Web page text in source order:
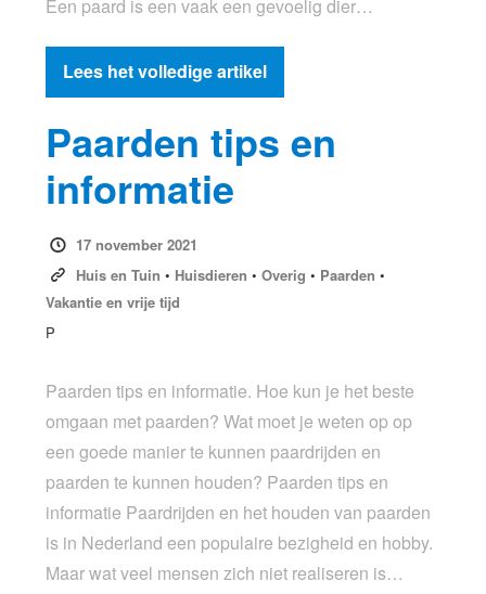
Een paard is een vaak een gevoelig dier…
Lees het volledige artikel
Paarden tips en
informatie
17 november 2021
Huis en Tuin • Huisdieren • Overig • Paarden •
Vakantie en vrije tijd
P
Paarden tips en informatie. Hoe kun je het beste
omgaan met paarden? Wat moet je weten op op
een goede manier te kunnen paardrijden en
paarden te kunnen houden? Paarden tips en
informatie Paardrijden en het houden van paarden
is in Nederland een populaire bezigheid en hobby.
Maar wat veel mensen zich niet realiseren is…